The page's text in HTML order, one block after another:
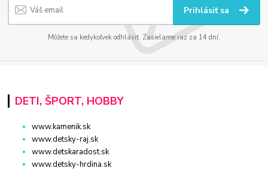
Prihlásiť sa
Môžete sa kedykoľvek odhlásiť. Zasielame raz za 14 dní.
DETI, ŠPORT, HOBBY
www.kamenik.sk
www.detsky-raj.sk
www.detskaradost.sk
www.detsky-hrdina.sk